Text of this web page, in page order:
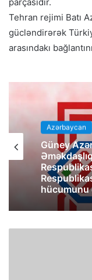
Tehran rejimi Batı
gücləndirərək
arasındakı
Azərbaycan
Güney
hücumunu